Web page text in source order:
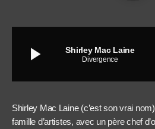
play_arrow Shirley Mac Laine
Divergence
Shirley Mac Laine (c’est son vrai
famille d’artistes, avec un père chef